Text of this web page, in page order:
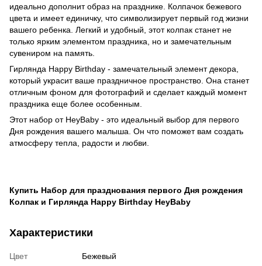
идеально дополнит образ на празднике. Колпачок бежевого
цвета и имеет единичку, что символизирует первый год жизни
вашего ребенка. Легкий и удобный, этот колпак станет не
только ярким элементом праздника, но и замечательным
сувениром на память.
Гирлянда Happy Birthday - замечательный элемент декора,
который украсит ваше праздничное пространство. Она станет
отличным фоном для фотографий и сделает каждый момент
праздника еще более особенным.
Этот набор от HeyBaby - это идеальный выбор для первого
Дня рождения вашего малыша. Он что поможет вам создать
атмосферу тепла, радости и любви.
Купить Набор для празднования первого Дня рождения
Колпак и Гирлянда Happy Birthday HeyBaby
Характеристики
Цвет
Бежевый